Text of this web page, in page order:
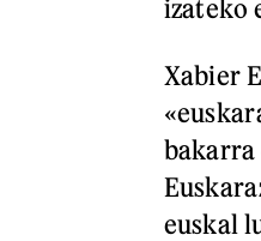
izateko
Xabier
bakarra
euskal